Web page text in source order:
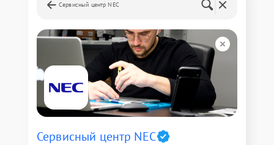
Сервисный центр NEC
Сервисный центр NEC